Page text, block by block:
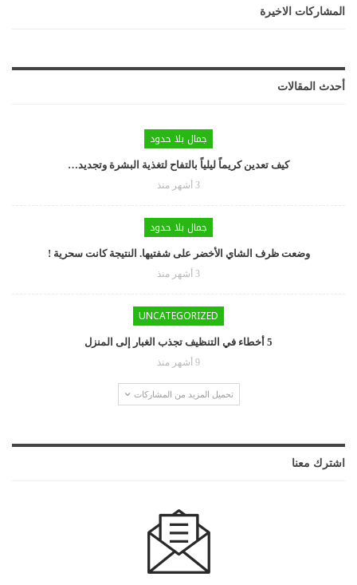
المشاركات الاخيرة
أحدث المقالات
جمال بلا حدود
كيف تعدين كريماً ليلياً بالتفاح لتغذية البشرة وتجديد…
3 أشهر منذ
جمال بلا حدود
وضعت ظرف الشاي الأخضر على شفتيها. النتيجة كانت سحرية !
3 أشهر منذ
UNCATEGORIZED
5 أخطاء في التنظيف تجذب الغبار إلى المنزل
9 أشهر منذ
تحميل المزيد من المشاركات
اشترك معنا